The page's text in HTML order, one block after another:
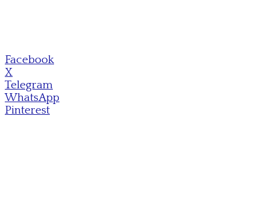
Facebook
X
Telegram
WhatsApp
Pinterest